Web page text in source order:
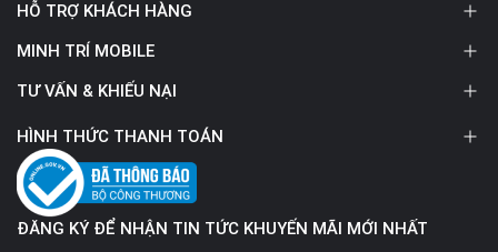
HỖ TRỢ KHÁCH HÀNG
MINH TRÍ MOBILE
TƯ VẤN & KHIẾU NẠI
HÌNH THỨC THANH TOÁN
ĐĂNG KÝ ĐỂ NHẬN TIN TỨC KHUYẾN MÃI MỚI NHẤT